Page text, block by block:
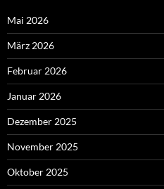
Mai 2026
März 2026
Februar 2026
Januar 2026
Dezember 2025
November 2025
Oktober 2025